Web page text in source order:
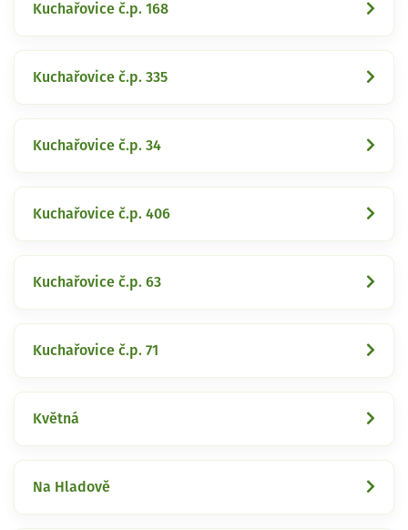
Kuchařovice č.p. 168
Kuchařovice č.p. 335
Kuchařovice č.p. 34
Kuchařovice č.p. 406
Kuchařovice č.p. 63
Kuchařovice č.p. 71
Květná
Na Hladově